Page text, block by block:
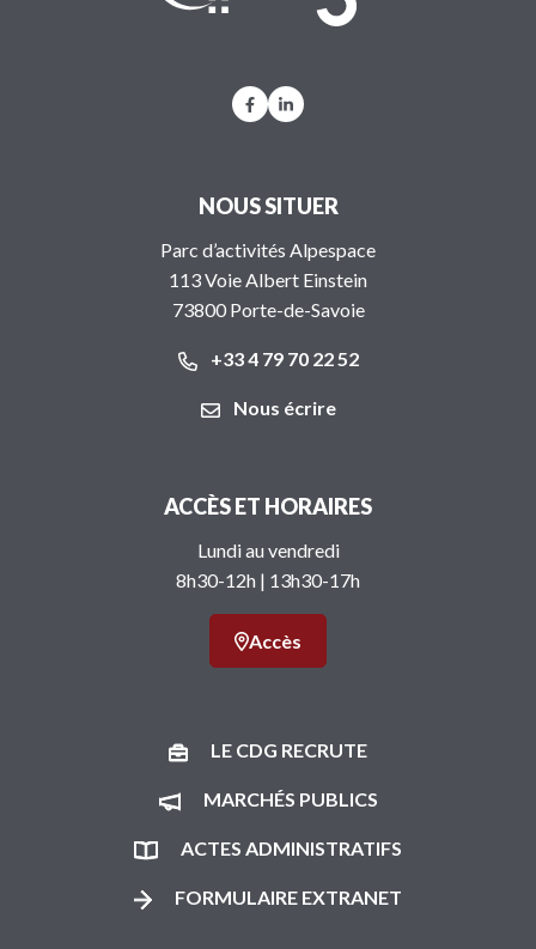
Lien vers le compte Facebook
Lien vers le compte
NOUS SITUER
Parc d’activités Alpespace
113 Voie Albert Einstein
73800 Porte-de-Savoie
+33 4 79 70 22 52
Nous écrire
ACCÈS ET HORAIRES
Lundi au vendredi
8h30-12h | 13h30-17h
Accès
LE CDG RECRUTE
MARCHÉS PUBLICS
ACTES ADMINISTRATIFS
FORMULAIRE EXTRANET